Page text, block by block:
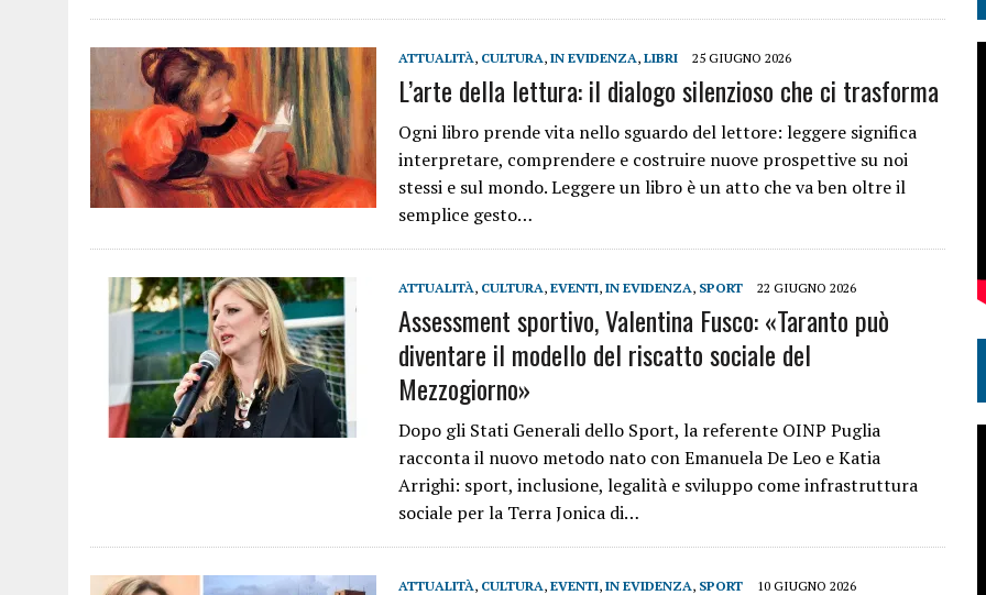
ATTUALITÀ, CULTURA, IN EVIDENZA, LIBRI 25 GIUGNO 2026
L’arte della lettura: il dialogo silenzioso che ci trasforma
Ogni libro prende vita nello sguardo del lettore: leggere significa
interpretare, comprendere e costruire nuove prospettive su noi
stessi e sul mondo. Leggere un libro è un atto che va ben oltre il
semplice gesto…
ATTUALITÀ, CULTURA, EVENTI, IN EVIDENZA, SPORT 22 GIUGNO 2026
Assessment sportivo, Valentina Fusco: «Taranto può
diventare il modello del riscatto sociale del
Mezzogiorno»
Dopo gli Stati Generali dello Sport, la referente OINP Puglia
racconta il nuovo metodo nato con Emanuela De Leo e Katia
Arrighi: sport, inclusione, legalità e sviluppo come infrastruttura
sociale per la Terra Jonica di…
ATTUALITÀ, CULTURA, EVENTI, IN EVIDENZA, SPORT 10 GIUGNO 2026